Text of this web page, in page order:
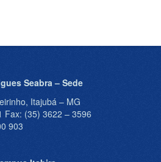
Seabra – Sede
Itajubá – MG
Fax: (35) 3622 – 3596
903